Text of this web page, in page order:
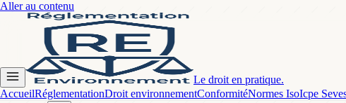
Aller au contenu
Le droit en pratique.
AccueilRéglementationDroit environnementConformitéNormes IsoIcpe